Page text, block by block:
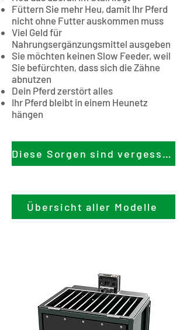
Füttern Sie mehr Heu, damit Ihr Pferd
nicht ohne Futter auskommen muss
Viel Geld für
Nahrungsergänzungsmittel ausgeben
Sie möchten keinen Slow Feeder, weil
Sie befürchten, dass sich die Zähne
abnutzen
Dein Pferd zerstört alles
Ihr Pferd bleibt in einem Heunetz
hängen
Diese Sorgen sind vergessen!
Übersicht aller Modelle